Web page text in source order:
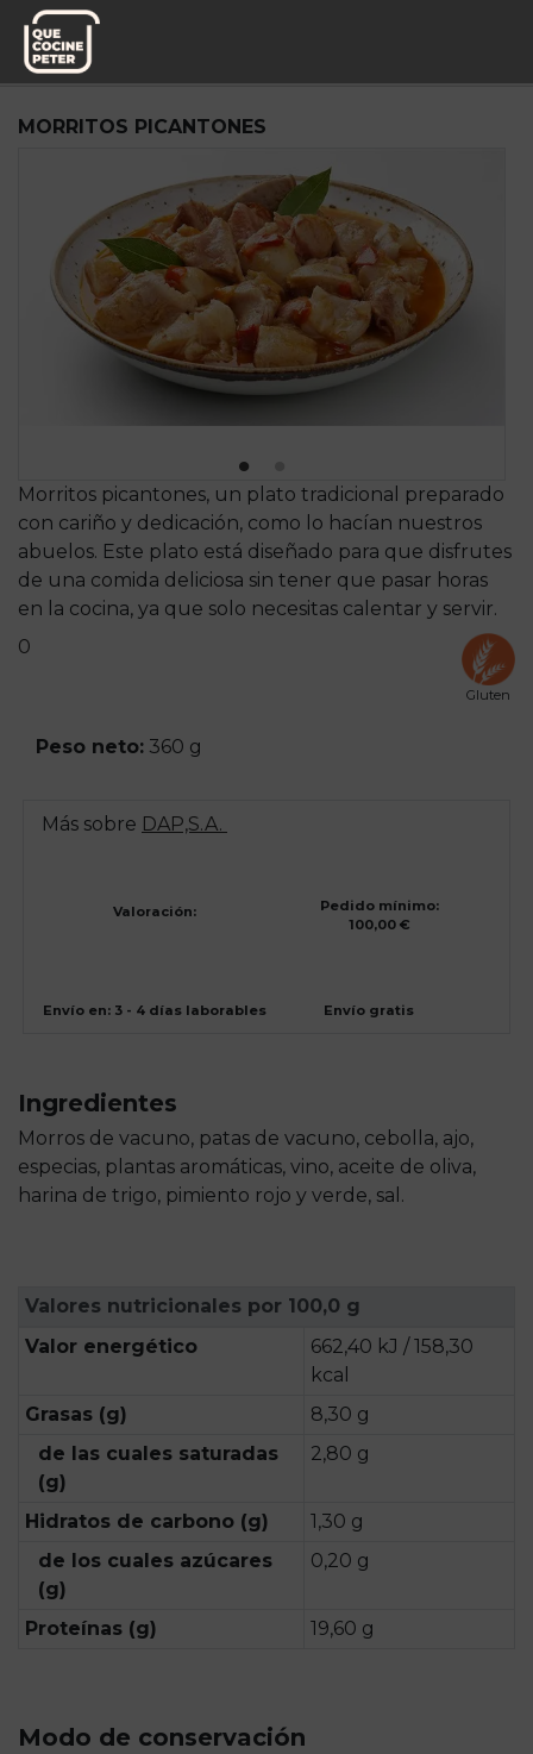
Pedido semanal
MORRITOS PICANTONES
Morritos picantones, un plato tradicional preparado
con cariño y dedicación, como lo hacían nuestros
abuelos. Este plato está diseñado para que disfrutes
de una comida deliciosa sin tener que pasar horas
en la cocina, ya que solo necesitas calentar y servir.
0
Gluten
Peso neto: 360 g
Más sobre DAP,S.A.
Valoración:
Pedido mínimo:
100,00 €
Envío en: 3 - 4 días laborables Envío gratis
Ingredientes
Morros de vacuno, patas de vacuno, cebolla, ajo,
especias, plantas aromáticas, vino, aceite de oliva,
harina de trigo, pimiento rojo y verde, sal.
Valores nutricionales por 100,0 g
Valor energético
662,40 kJ / 158,30
kcal
Grasas (g)
8,30 g
de las cuales saturadas
(g)
2,80 g
Hidratos de carbono (g)
1,30 g
de los cuales azúcares
(g)
0,20 g
Proteínas (g) 19,60 g
Modo de conservación